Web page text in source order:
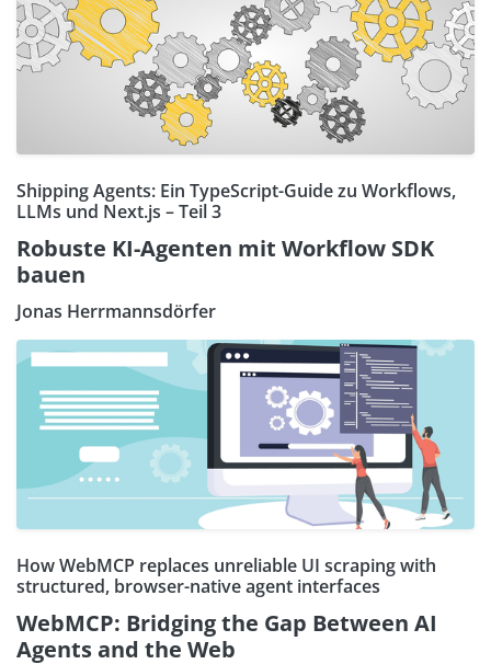
Shipping Agents: Ein TypeScript-Guide zu Workflows,
LLMs und Next.js – Teil 3
Robuste KI-Agenten mit Workflow SDK
bauen
Jonas Herrmannsdörfer
How WebMCP replaces unreliable UI scraping with
structured, browser-native agent interfaces
WebMCP: Bridging the Gap Between AI
Agents and the Web